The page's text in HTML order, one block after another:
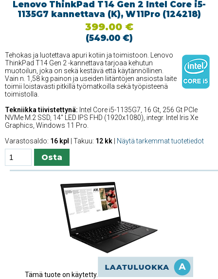
Lenovo ThinkPad T14 Gen 2 Intel Core i5-
1135G7 kannettava (K), W11Pro (124218)
399.00 €
(549.00 €)
Tehokas ja luotettava apuri kotiin ja toimistoon. Lenovo
ThinkPad T14 Gen 2 -kannettava tarjoaa kehutun
muotoilun, joka on sekä kestävä että käytännöllinen.
Vain n. 1,58 kg painon ja useiden liitäntöjen ansiosta laite
toimii loistavasti pitkillä työmatkoilla sekä työpisteenä
toimistolla.
Tekniikka tiivistettynä: Intel Core i5-1135G7, 16 Gt, 256 Gt PCIe
NVMe M.2 SSD, 14'' LED IPS FHD (1920x1080), integr. Intel Iris Xe
Graphics, Windows 11 Pro.
Varastosaldo: 16 kpl | Takuu: 12 kk Näytä tarkemmat tuotetiedot
Tämä tuote on käytetty.